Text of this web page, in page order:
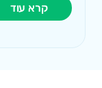
קרא עוד